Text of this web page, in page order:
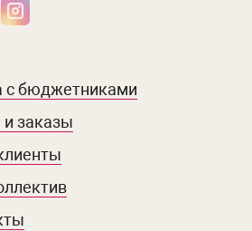
с бюджетниками
заказы